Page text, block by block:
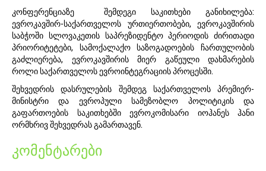
კონფერენციაზე შემდეგი საკითხები განიხილება:
ევროკავშირ-საქართველოს ურთიერთობები, ევროკავშირის
საბჭოში სლოვაკეთის საპრეზიდენტო პერიოდის ძირითადი
პრიორიტეტები, სამოქალაქო საზოგადოების ჩართულობის
გაძლიერება, ევროკავშირის მიერ გაწეული დახმარების
როლი საქართველოს ევროინტეგრაციის პროცესში.
შეხვედრის დასრულების შემდეგ საქართველოს პრემიერ-
მინისტრი და ევროპული სამეზობლო პოლიტიკის და
გაფართოების საკითხებში ევროკომისარი იოჰანეს ჰანი
ორმხრივ შეხვედრას გამართავენ.
კომენტარები